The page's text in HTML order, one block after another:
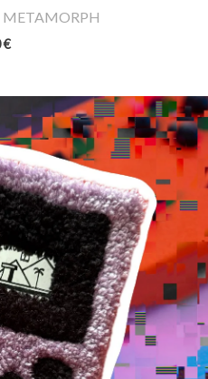
METAMORPH
€